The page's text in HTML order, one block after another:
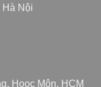
Hà Nội
Hooc Môn, HCM